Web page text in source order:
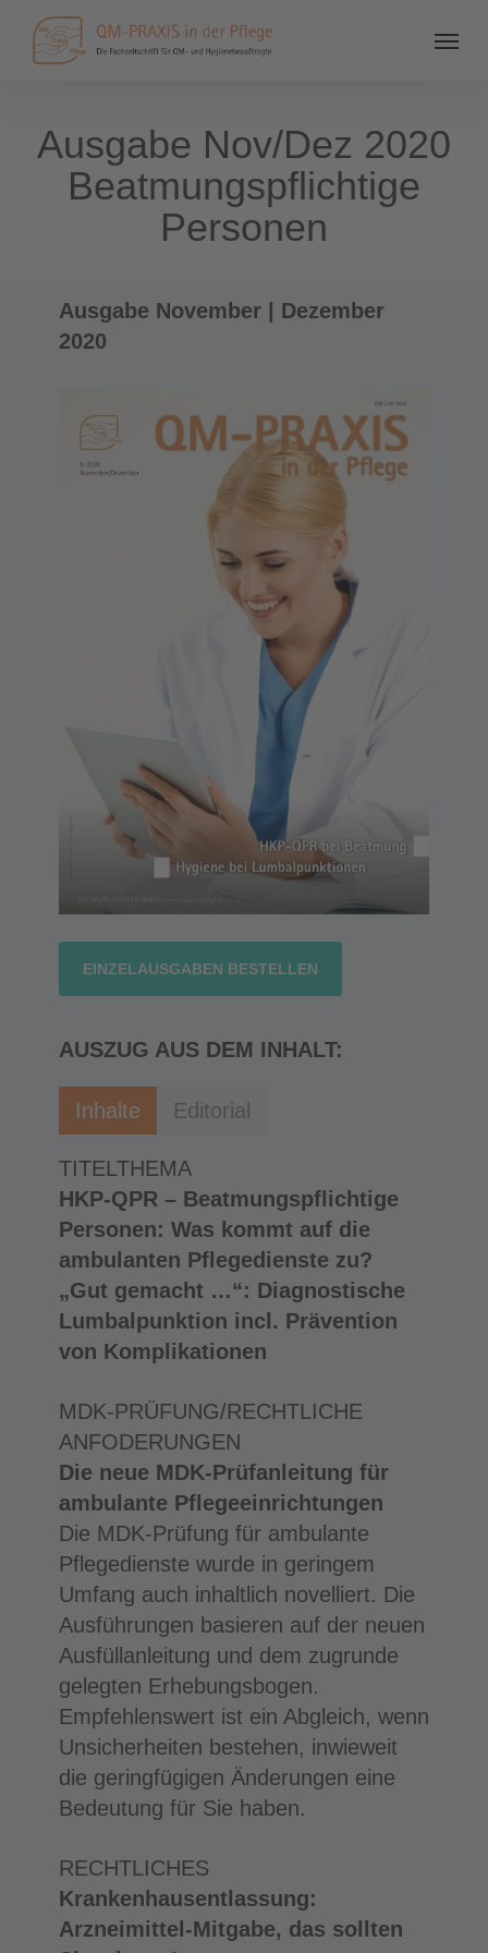
Ausgabe Nov/Dez 2020
Beatmungspflichtige
Personen
Ausgabe November | Dezember
2020
EINZELAUSGABEN BESTELLEN
AUSZUG AUS DEM INHALT:
Inhalte Editorial
TITELTHEMA
HKP-QPR – Beatmungspflichtige
Personen: Was kommt auf die
ambulanten Pflegedienste zu?
„Gut gemacht …“: Diagnostische
Lumbalpunktion incl. Prävention
von Komplikationen
MDK-PRÜFUNG/RECHTLICHE
ANFODERUNGEN
Die neue MDK-Prüfanleitung für
ambulante Pflegeeinrichtungen
Die MDK-Prüfung für ambulante
Pflegedienste wurde in geringem
Umfang auch inhaltlich novelliert. Die
Ausführungen basieren auf der neuen
Ausfüllanleitung und dem zugrunde
gelegten Erhebungsbogen.
Empfehlenswert ist ein Abgleich, wenn
Unsicherheiten bestehen, inwieweit
die geringfügigen Änderungen eine
Bedeutung für Sie haben.
RECHTLICHES
Krankenhausentlassung:
Arzneimittel-Mitgabe, das sollten